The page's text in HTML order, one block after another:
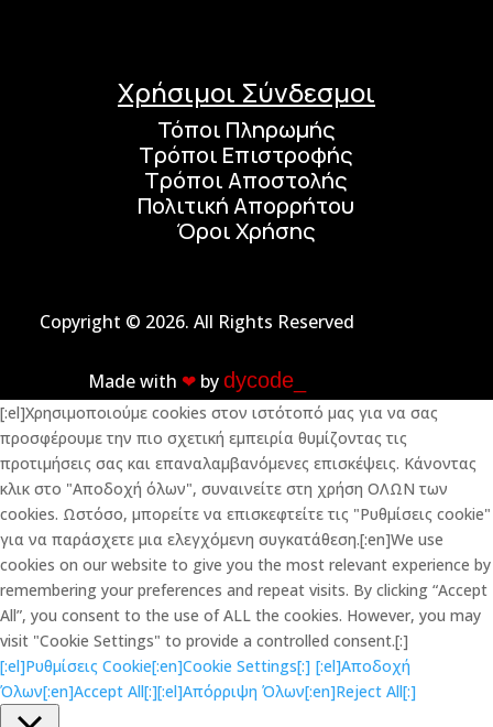
Χρήσιμοι Σύνδεσμοι
Τόποι Πληρωμής
Τρόποι Επιστροφής
Τρόποι Αποστολής
Πολιτική Απορρήτου
Όροι Χρήσης
Copyright © 2026. All Rights Reserved
Made with ❤︎ bydycode_
[:el]Χρησιμοποιούμε cookies στον ιστότοπό μας για να σας
προσφέρουμε την πιο σχετική εμπειρία θυμίζοντας τις
προτιμήσεις σας και επαναλαμβανόμενες επισκέψεις. Κάνοντας
κλικ στο "Αποδοχή όλων", συναινείτε στη χρήση ΟΛΩΝ των
cookies. Ωστόσο, μπορείτε να επισκεφτείτε τις "Ρυθμίσεις cookie"
για να παράσχετε μια ελεγχόμενη συγκατάθεση.[:en]We use
cookies on our website to give you the most relevant experience by
remembering your preferences and repeat visits. By clicking “Accept
All”, you consent to the use of ALL the cookies. However, you may
visit "Cookie Settings" to provide a controlled consent.[:]
[:el]Ρυθμίσεις Cookie[:en]Cookie Settings[:] [:el]Αποδοχή
Όλων[:en]Accept All[:][:el]Απόρριψη Όλων[:en]Reject All[:]